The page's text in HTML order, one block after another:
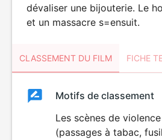
dévaliser une bijouterie. Le
et un massacre s=ensuit.
CLASSEMENT DU FILM FICHE
ClassementClassement
Motifs de classement
Les scènes de
(passages à tabac,